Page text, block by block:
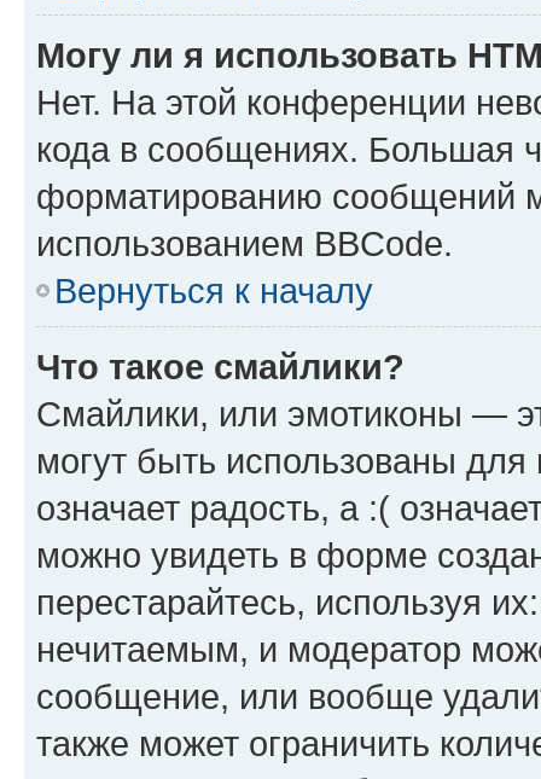
Могу ли я использовать
Нет. На этой конференции
кода в сообщениях. Большая
форматированию сообщений
использованием BBCode.
Вернуться к началу
Что такое смайлики?
Смайлики, или эмотиконы —
могут быть использованы
означает радость, а :(
можно увидеть в форме
перестарайтесь, используя
нечитаемым, и модератор
сообщение, или вообще
также может ограничить